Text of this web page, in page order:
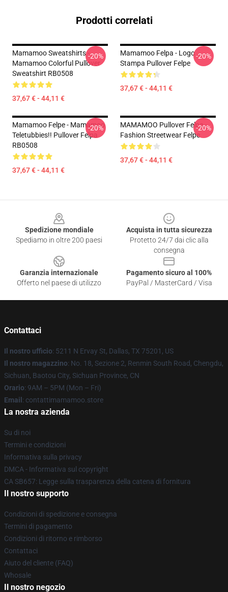
Prodotti correlati
Mamamoo Sweatshirts -
Mamamoo Colorful Pullover
Sweatshirt RB0508
37,67 € - 44,11 €
-20%
Mamamoo Felpa - Logo
Stampa Pullover Felpe
37,67 € - 44,11 €
-20%
Mamamoo Felpe - Mamamoo
Teletubbies!! Pullover Felpa
RB0508
37,67 € - 44,11 €
-20%
MAMAMOO Pullover Felpa -
Fashion Streetwear Felpe
37,67 € - 44,11 €
-20%
Spedizione mondiale
Spediamo in oltre 200 paesi
Acquista in tutta sicurezza
Protetto 24/7 dai clic alla
consegna
Garanzia internazionale
Offerto nel paese di utilizzo
Pagamento sicuro al 100%
PayPal / MasterCard / Visa
Contattaci
Il nostro ufficio: 5211 N Ervay St, Dallas, TX 75201, US
Il nostro magazzino: No. 18, Sezione 2, Renmin South Road, Chengdu,
Sichuan, Baotou City, Sichuan Province, CN
Orario: 9AM – 5PM (Mon – Fri)
Email : contattimamamoo.store
La nostra azienda
Su di noi
Termini e condizioni
Informativa sulla privacy
DMCA - Informativa sul copyright
CA SB657: Legge sulla trasparenza della catena di fornitura
Il nostro supporto
Condizioni di spedizione e consegna
Termini di pagamento
Condizioni di ritorno e rimborso
Contattaci
Aiuto del cliente (FAQ)
Whosale
Il nostro negozio